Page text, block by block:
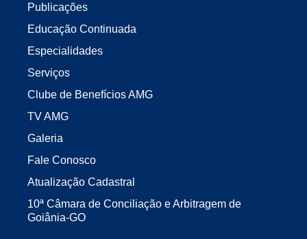
Publicações
Educação Continuada
Especialidades
Serviços
Clube de Benefícios AMG
TV AMG
Galeria
Fale Conosco
Atualização Cadastral
10ª Câmara de Conciliação e Arbitragem de
Goiânia-GO